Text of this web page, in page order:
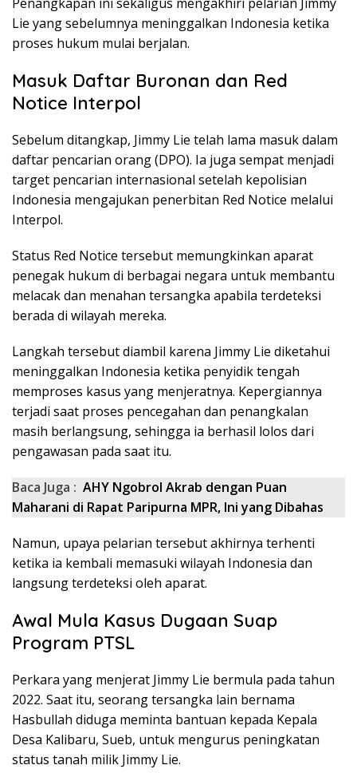
Lie yang sebelumnya meninggalkan Indonesia ketika
proses hukum mulai berjalan.
Masuk Daftar Buronan dan Red
Notice Interpol
Sebelum ditangkap, Jimmy Lie telah lama masuk dalam
daftar pencarian orang (DPO). Ia juga sempat menjadi
target pencarian internasional setelah kepolisian
Indonesia mengajukan penerbitan Red Notice melalui
Interpol.
Status Red Notice tersebut memungkinkan aparat
penegak hukum di berbagai negara untuk membantu
melacak dan menahan tersangka apabila terdeteksi
berada di wilayah mereka.
Langkah tersebut diambil karena Jimmy Lie diketahui
meninggalkan Indonesia ketika penyidik tengah
memproses kasus yang menjeratnya. Kepergiannya
terjadi saat proses pencegahan dan penangkalan
masih berlangsung, sehingga ia berhasil lolos dari
pengawasan pada saat itu.
Baca Juga : AHY Ngobrol Akrab dengan Puan
Maharani di Rapat Paripurna MPR, Ini yang Dibahas
Namun, upaya pelarian tersebut akhirnya terhenti
ketika ia kembali memasuki wilayah Indonesia dan
langsung terdeteksi oleh aparat.
Awal Mula Kasus Dugaan Suap
Program PTSL
Perkara yang menjerat Jimmy Lie bermula pada tahun
2022. Saat itu, seorang tersangka lain bernama
Hasbullah diduga meminta bantuan kepada Kepala
Desa Kalibaru, Sueb, untuk mengurus peningkatan
status tanah milik Jimmy Lie.